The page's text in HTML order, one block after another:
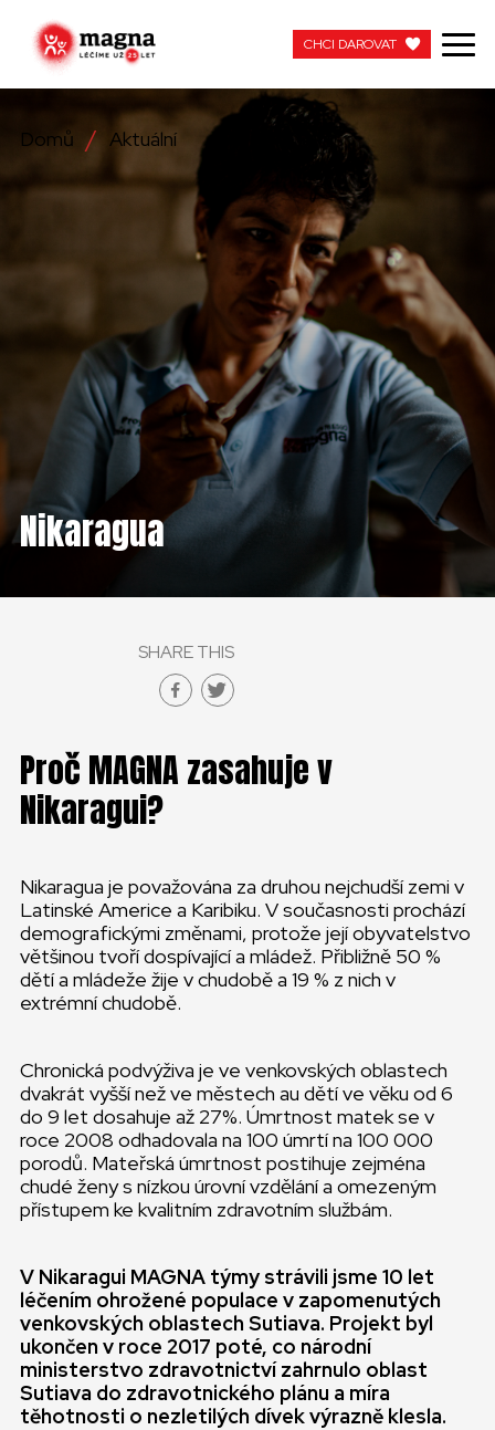
NAŠE PRÁCE
ZAPOJTE SE
PRACUJTE S NÁMI
KONTAKTUJTE NÁS
ČESKÁ REPUBLIKA
ČESKÁ REPUBLIKA
CHCI DAROVAT
Domů Aktuální
Nikaragua
SHARE THIS
Proč MAGNA zasahuje v
Nikaragui?
Nikaragua je považována za druhou nejchudší zemi v
Latinské Americe a Karibiku. V současnosti prochází
demografickými změnami, protože její obyvatelstvo
většinou tvoří dospívající a mládež. Přibližně 50 %
dětí a mládeže žije v chudobě a 19 % z nich v
extrémní chudobě.
Chronická podvýživa je ve venkovských oblastech
dvakrát vyšší než ve městech au dětí ve věku od 6
do 9 let dosahuje až 27%. Úmrtnost matek se v
roce 2008 odhadovala na 100 úmrtí na 100 000
porodů. Mateřská úmrtnost postihuje zejména
chudé ženy s nízkou úrovní vzdělání a omezeným
přístupem ke kvalitním zdravotním službám.
V Nikaragui MAGNA týmy strávili jsme 10 let
léčením ohrožené populace v zapomenutých
venkovských oblastech Sutiava. Projekt byl
ukončen v roce 2017 poté, co národní
ministerstvo zdravotnictví zahrnulo oblast
Sutiava do zdravotnického plánu a míra
těhotnosti o nezletilých dívek výrazně klesla.